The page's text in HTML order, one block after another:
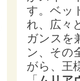
す。ベッ
れ、広々
ガンスを
ン、その
がら、王